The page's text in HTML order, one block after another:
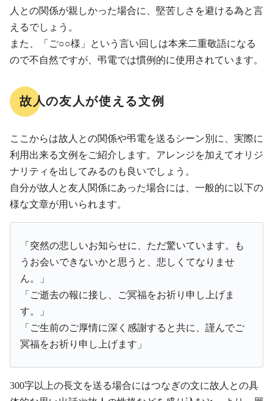
人との関係が親しかった場合に、堅苦しさを避ける為と言
えるでしょう。
また、「ご○○様」という言い回しは本来二重敬語になる
ので不自然ですが、弔電では慣例的に使用されています。
故人の友人が使える文例
ここからは故人との関係や弔電を送るシーン別に、実際に
利用出来る文例をご紹介します。アレンジを加えてオリジ
ナリティを出してみるのも良いでしょう。
自分が故人と友人関係にあった場合には、一般的に以下の
様な文章が用いられます。
「突然の悲しいお知らせに、ただ驚いています。も
うお会いできないかと思うと、悲しくてなりませ
ん。」
「ご逝去の報に接し、ご冥福をお祈り申し上げま
す。」
「ご生前のご厚情に深く感謝すると共に、謹んでご
冥福をお祈り申し上げます」
300字以上の長文を送る場合にはつなぎの文に故人との具